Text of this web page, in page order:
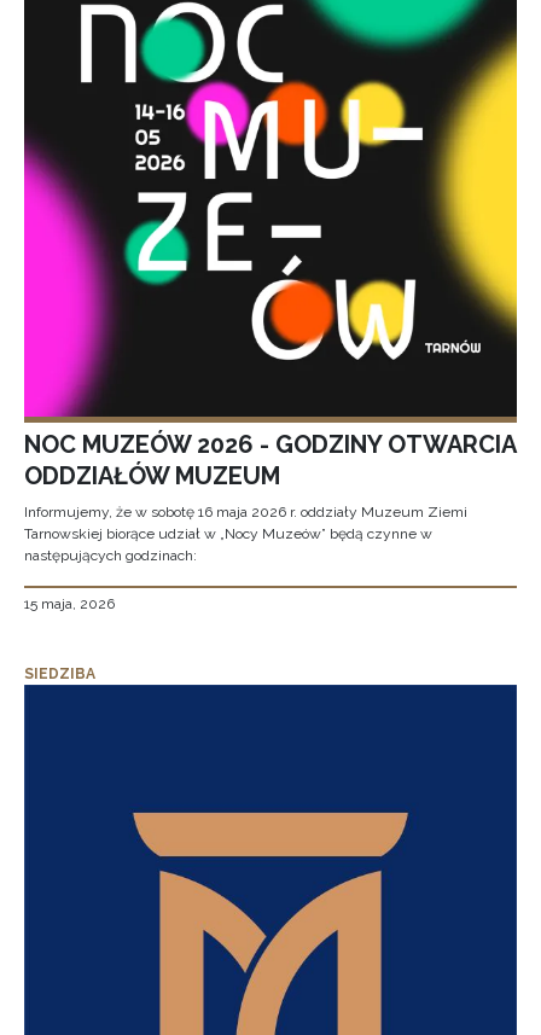
NOC MUZEÓW 2026 - GODZINY OTWARCIA
ODDZIAŁÓW MUZEUM
Informujemy, że w sobotę 16 maja 2026 r. oddziały Muzeum Ziemi
Tarnowskiej biorące udział w „Nocy Muzeów” będą czynne w
następujących godzinach:
15 maja, 2026
SIEDZIBA